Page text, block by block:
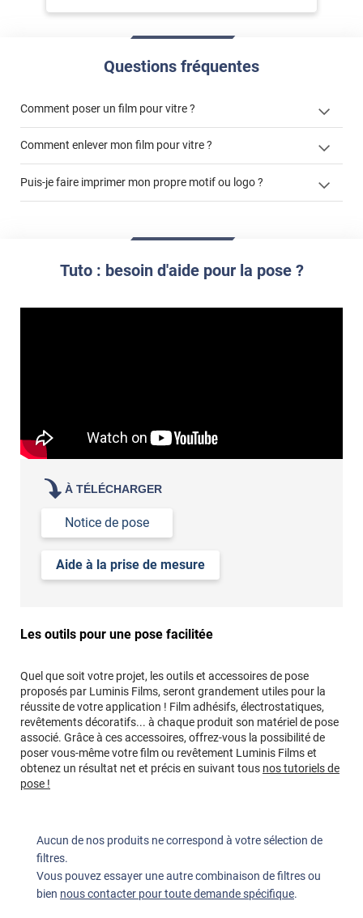
Questions fréquentes
Comment poser un film pour vitre ?
Comment enlever mon film pour vitre ?
votre film électrostatique pour vitre
Puis-je faire imprimer mon propre motif ou logo ?
Tuto : besoin d'aide pour la pose ?
À TÉLÉCHARGER
Notice de pose
Aide à la prise de mesure
Les outils pour une pose facilitée
Quel que soit votre projet, les outils et accessoires de pose
proposés par Luminis Films, seront grandement utiles pour la
réussite de votre application ! Film adhésifs, électrostatiques,
revêtements décoratifs... à chaque produit son matériel de pose
associé. Grâce à ces accessoires, offrez-vous la possibilité de
poser vous-même votre film ou revêtement Luminis Films et
obtenez un résultat net et précis en suivant tous nos tutoriels de
pose !
Aucun de nos produits ne correspond à votre sélection de
filtres.
Vous pouvez essayer une autre combinaison de filtres ou
bien nous contacter pour toute demande spécifique.